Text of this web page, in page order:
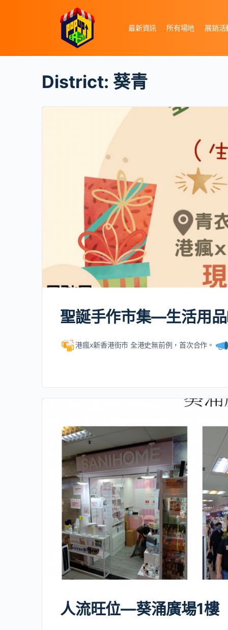
最新資訊 所有場地 展銷活
District: 葵青
聖誕手作市集—生活用
港瘋x新香港街市 全港史無前例，首次合作。
人流旺位—葵涌廣場1樓